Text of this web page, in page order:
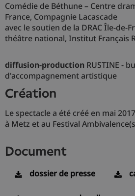
Comédie de Béthune – Centre
France, Compagnie Lacascade
avec le soutien de la DRAC Île-de-
théâtre national, Institut Français
diffusion-production RUSTINE -
d'accompagnement artistique
création
Le spectacle a été créé en mai
à Metz et au Festival
document
dossier de presse